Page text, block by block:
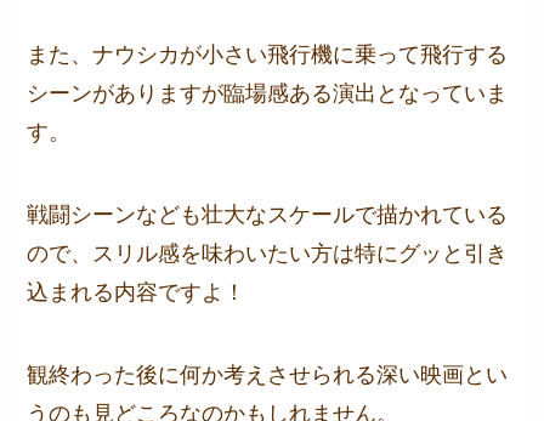
また、ナウシカが小さい飛行機に乗って飛行する
シーンがありますが臨場感ある演出となっていま
す。
戦闘シーンなども壮大なスケールで描かれている
ので、スリル感を味わいたい方は特にグッと引き
込まれる内容ですよ！
観終わった後に何か考えさせられる深い映画とい
うのも見どころなのかもしれません。